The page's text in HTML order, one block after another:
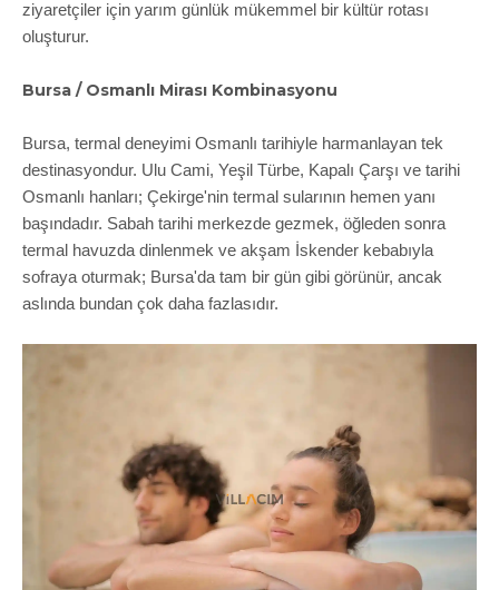
ziyaretçiler için yarım günlük mükemmel bir kültür rotası
oluşturur.
Bursa / Osmanlı Mirası Kombinasyonu
Bursa, termal deneyimi Osmanlı tarihiyle harmanlayan tek
destinasyondur. Ulu Cami, Yeşil Türbe, Kapalı Çarşı ve tarihi
Osmanlı hanları; Çekirge'nin termal sularının hemen yanı
başındadır. Sabah tarihi merkezde gezmek, öğleden sonra
termal havuzda dinlenmek ve akşam İskender kebabıyla
sofraya oturmak; Bursa'da tam bir gün gibi görünür, ancak
aslında bundan çok daha fazlasıdır.